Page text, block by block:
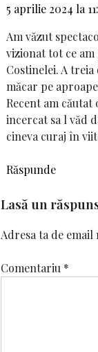
5 aprilie 2024 la
Am văzut
vizionat tot ce
Costinelei. A
măcar pe
Recent am
incercat sa l văd
cineva curaj în
Răspunde
Lasă un
Adresa ta de
Comentariu *